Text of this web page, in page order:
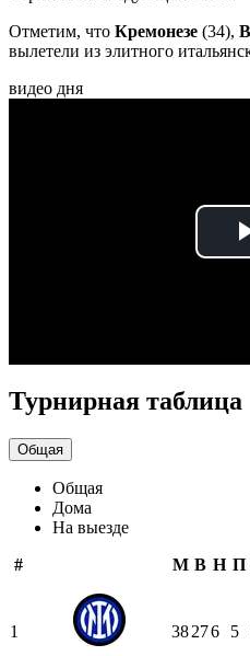
Отметим, что Кремонезе (34),
вылетели из элитного
видео дня
Турнирная таблица
Общая
Общая
Дома
На выезде
#
М В Н П
1 38276 5